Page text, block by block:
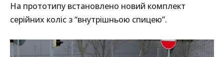
На прототипу встановлено новий комплект
серійних коліс з “внутрішньою спицею”.